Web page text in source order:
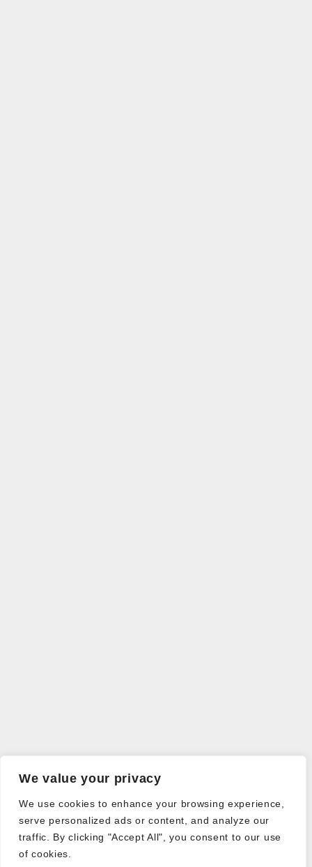
We value your privacy
We use cookies to enhance your browsing experience,
serve personalized ads or content, and analyze our
traffic. By clicking "Accept All", you consent to our use
of cookies.